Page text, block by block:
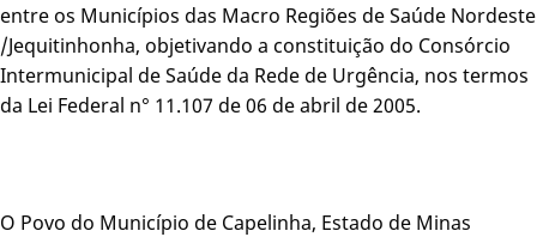
entre os Municípios das Macro Regiões de Saúde Nordeste
/Jequitinhonha, objetivando a constituição do Consórcio
Intermunicipal de Saúde da Rede de Urgência, nos termos
da Lei Federal n° 11.107 de 06 de abril de 2005.
O Povo do Município de Capelinha, Estado de Minas